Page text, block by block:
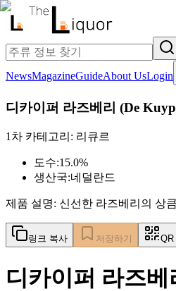
NewsMagazineGuideAbout UsLogin
디카이퍼 라즈베리 (De
1차 카테고리: 리큐르
도수:15.0%
생산국:네덜란드
제품 설명: 신선한 라즈베리의 상
링크 복사 저장하기 QR
디카이퍼 라즈베